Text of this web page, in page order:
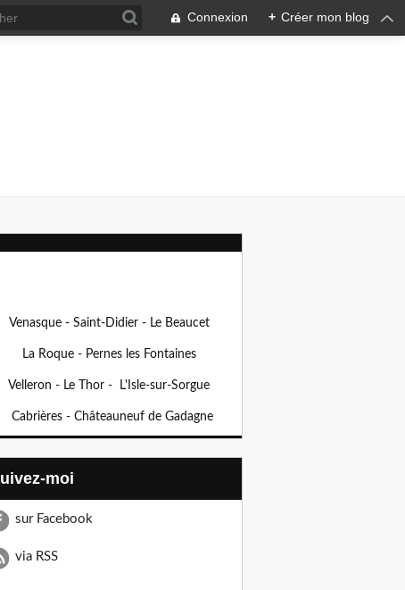
Connexion + Créer mon blog
Venasque - Saint-Didier - Le Beaucet
La Roque - Pernes les Fontaines
Velleron - Le Thor - L'Isle-sur-Sorgue
Cabrières - Châteauneuf de Gadagne
Suivez-moi
sur Facebook
via RSS